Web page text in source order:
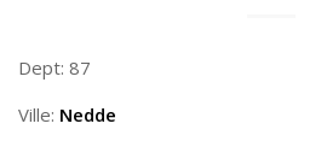
Dept: 87
Ville: Nedde